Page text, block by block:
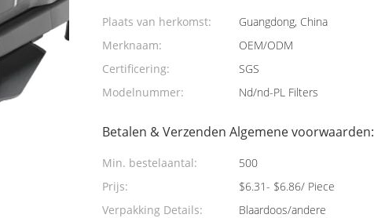
Plaats van herkomst:
Guangdong, China
Merknaam:
OEM/ODM
Certificering:
SGS
Modelnummer:
Nd/nd-PL Filters
Betalen & Verzenden Algemene voorwaarden:
Min. bestelaantal:
500
Prijs:
$6.31- $6.86/ Piece
Verpakking Details:
Blaardoos/andere